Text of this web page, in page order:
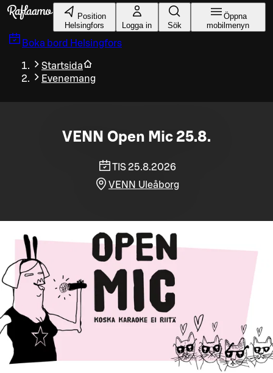
Gå till huvudinnehållet
Position
Helsingfors
Logga in Sök
Öppna
mobilmenyn
Boka bord Helsingfors
Startsida
Evenemang
VENN Open Mic 25.8.
TIS 25.8.2026
VENN Uleåborg